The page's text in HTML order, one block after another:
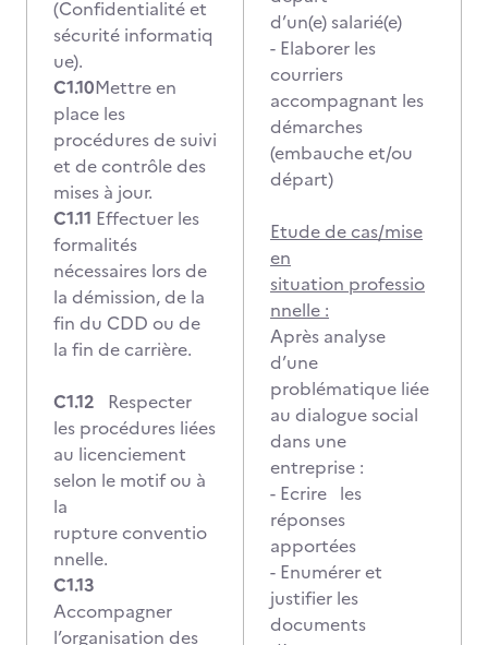
(Confidentialité et
sécurité informatiq
ue).
C1.10Mettre en
place les
procédures de suivi
et de contrôle des
mises à jour.
C1.11 Effectuer les
formalités
nécessaires lors de
la démission, de la
fin du CDD ou de
la fin de carrière.
C1.12 Respecter
les procédures liées
au licenciement
selon le motif ou à
la
rupture conventio
nnelle.
C1.13
Accompagner
l’organisation des
d’un(e) salarié(e)
- Elaborer les
courriers
accompagnant les
démarches
(embauche et/ou
départ)
Etude de cas/mise
en
situation professio
nnelle :
Après analyse
d’une
problématique liée
au dialogue social
dans une
entreprise :
- Ecrire les
réponses
apportées
- Enumérer et
justifier les
documents